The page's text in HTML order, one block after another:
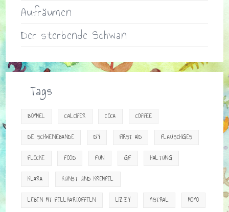
Aufräumen
Der sterbende Schwan
Tags
BOMMEL CALCIFER COCA COFFEE
DIE SCHWEINEBANDE DIY FIRST AID FLAUSCHIGES
FLOCKE FOOD FUN GIF HALTUNG
KLARA KUNST UND KREMPEL
LEBEN MIT FELLKARTOFFELN LIZZY MISTRAL MOMO